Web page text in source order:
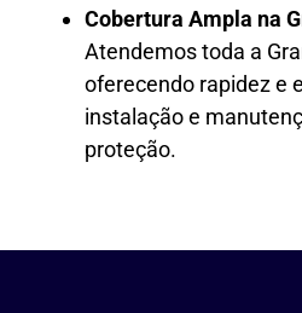
Cobertura Ampla na
Atendemos toda a
oferecendo rapidez e
instalação e
proteção.